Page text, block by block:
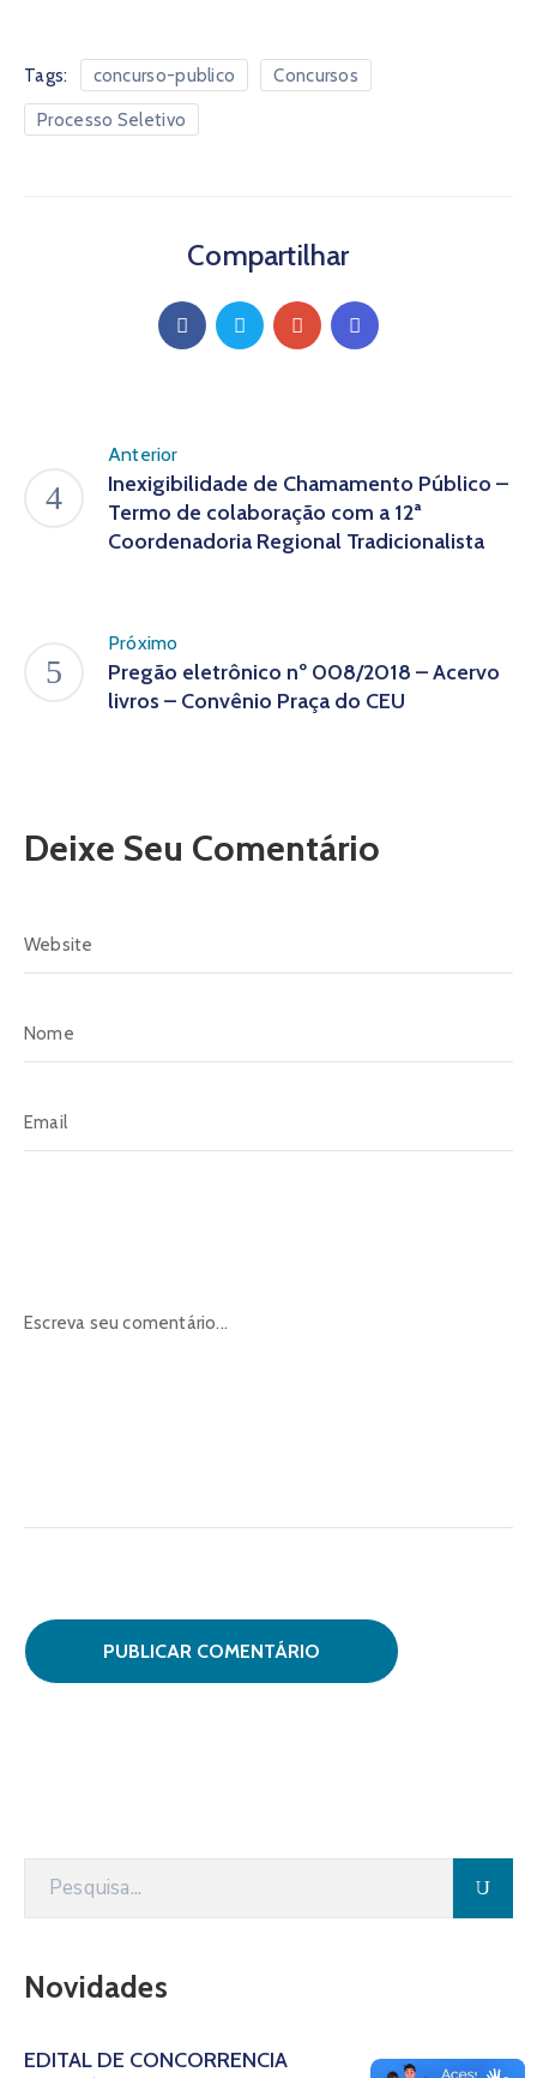
Tags: concurso-publico Concursos
Processo Seletivo
Compartilhar
Anterior
Inexigibilidade de Chamamento Público –
Termo de colaboração com a 12ª
Coordenadoria Regional Tradicionalista
Próximo
Pregão eletrônico nº 008/2018 – Acervo
livros – Convênio Praça do CEU
Deixe Seu Comentário
Novidades
EDITAL DE CONCORRÊNCIA